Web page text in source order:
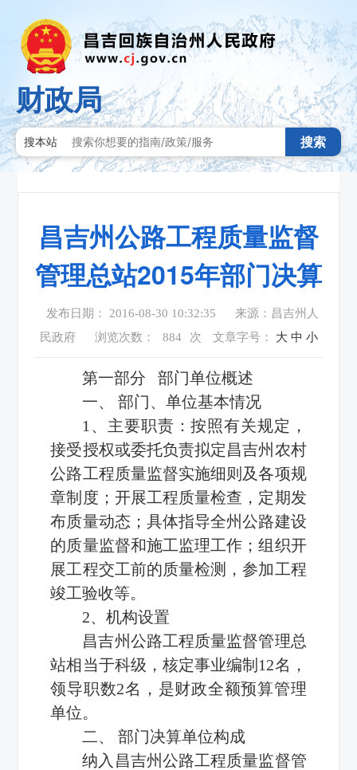
财政局
搜本站 搜索
昌吉州公路工程质量监督
管理总站2015年部门决算
发布日期： 2016-08-30 10:32:35
来源：昌吉州人
民政府
浏览次数： 884 次 文章字号： 大 中 小
第一部分 部门单位概述
一、 部门、单位基本情况
1、主要职责：按照有关规定，
接受授权或委托负责拟定昌吉州农村
公路工程质量监督实施细则及各项规
章制度；开展工程质量检查，定期发
布质量动态；具体指导全州公路建设
的质量监督和施工监理工作；组织开
展工程交工前的质量检测，参加工程
竣工验收等。
2、机构设置
昌吉州公路工程质量监督管理总
站相当于科级，核定事业编制12名，
领导职数2名，是财政全额预算管理
单位。
二、 部门决算单位构成
纳入昌吉州公路工程质量监督管